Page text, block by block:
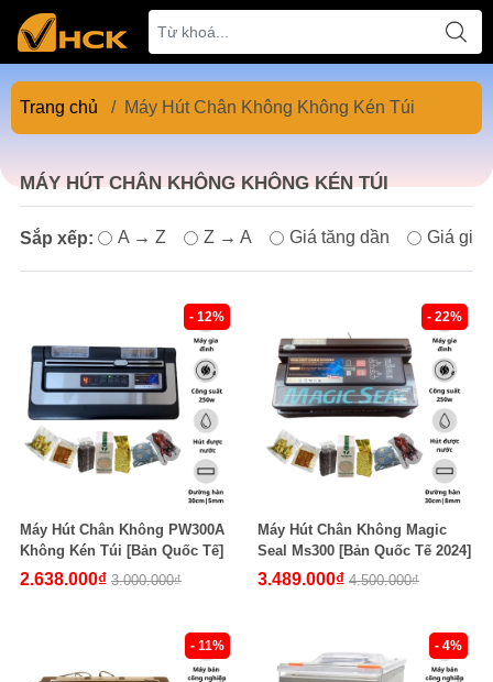
Trang chủ / Máy Hút Chân Không Không Kén Túi
MÁY HÚT CHÂN KHÔNG KHÔNG KÉN TÚI
Sắp xếp: A → Z Z → A Giá tăng dần Giá
- 12%
Máy Hút Chân Không PW300A
Không Kén Túi [Bản Quốc Tế]
2.638.000₫ 3.000.000₫
- 22%
Máy Hút Chân Không Magic
Seal Ms300 [Bản Quốc Tế 2024]
3.489.000₫ 4.500.000₫
- 11% - 4%